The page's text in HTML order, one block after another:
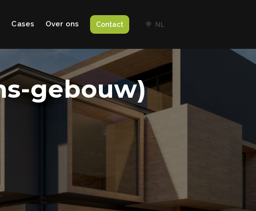
Cases Over ons Contact NL
gebouw)